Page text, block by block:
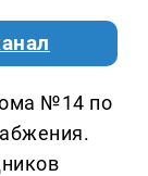
№14 по